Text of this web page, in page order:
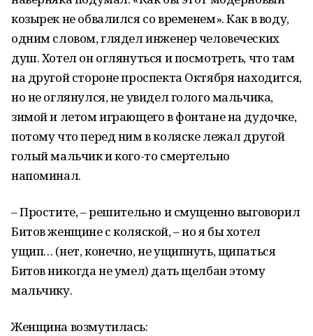
козырек не обвалился со временем». Как в воду,
одним словом, глядел инженер человеческих
душ. Хотел он оглянуться и посмотреть, что там
на другой стороне проспекта Октября находится,
но не оглянулся, не увидел голого мальчика,
зимой и летом играющего в фонтане на дудочке,
потому что перед ним в коляске лежал другой
голый мальчик и кого-то смертельно
напоминал.
– Простите, – решительно и смущенно выговорил
Битов женщине с коляской, – но я бы хотел
ущип… (нет, конечно, не ущипнуть, щипаться
Битов никогда не умел) дать щелбан этому
мальчику.
Женщина возмутилась: